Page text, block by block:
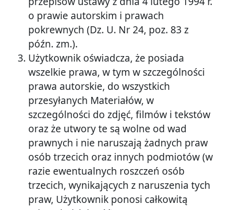
o prawie autorskim i prawach
pokrewnych (Dz. U. Nr 24, poz. 83 z
późn. zm.).
Użytkownik oświadcza, że posiada
wszelkie prawa, w tym w szczególności
prawa autorskie, do wszystkich
przesyłanych Materiałów, w
szczególności do zdjęć, filmów i tekstów
oraz że utwory te są wolne od wad
prawnych i nie naruszają żadnych praw
osób trzecich oraz innych podmiotów (w
razie ewentualnych roszczeń osób
trzecich, wynikających z naruszenia tych
praw, Użytkownik ponosi całkowitą